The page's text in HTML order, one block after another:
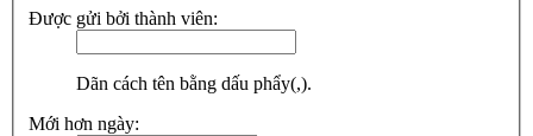
Được gửi bởi thành viên:
Dãn cách tên bằng dấu phẩy(,).
Mới hơn ngày: